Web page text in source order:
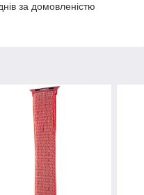
за домовленістю